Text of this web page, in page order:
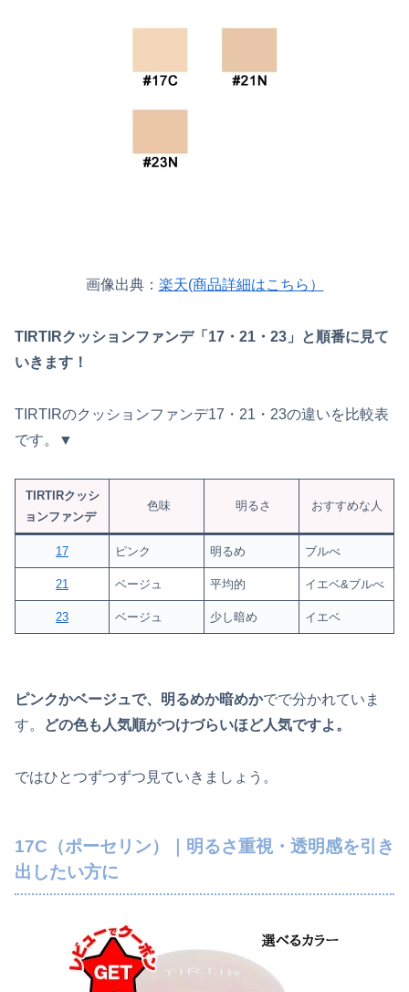
画像出典： 楽天(商品詳細はこちら）
TIRTIRクッションファンデ「17・21・23」と順番に見て
いきます！
TIRTIRのクッションファンデ17・21・23の違いを比較表
です。▼
TIRTIRクッシ
ョンファンデ
色味 明るさ おすすめな人
17 ピンク 明るめ ブルべ
21 ベージュ 平均的 イエベ&ブルべ
23 ベージュ 少し暗め イエベ
ピンクかベージュで、明るめか暗めかでで分かれていま
す。
どの色も人気順がつけづらいほど人気ですよ。
ではひとつずつずつ見ていきましょう。
17C（ポーセリン）｜明るさ重視・透明感を引き
出したい方に